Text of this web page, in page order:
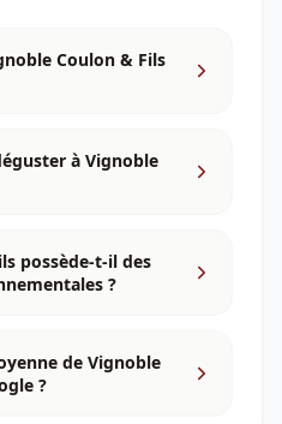
Coulon & Fils
à Vignoble
possède-t-il des
?
de Vignoble
?